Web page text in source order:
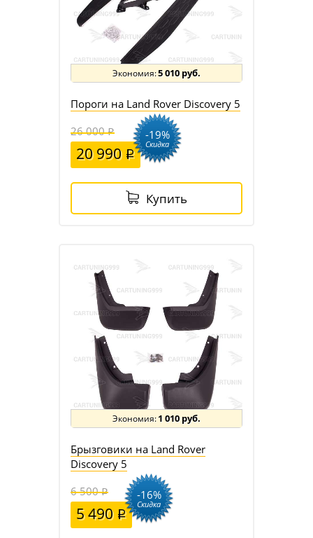
5 010 руб.
Пороги на Land Rover Discovery 5
26 000
20 990
-19%
Скидка
Купить
1 010 руб.
Брызговики на Land Rover
Discovery 5
6 500
5 490
-16%
Скидка